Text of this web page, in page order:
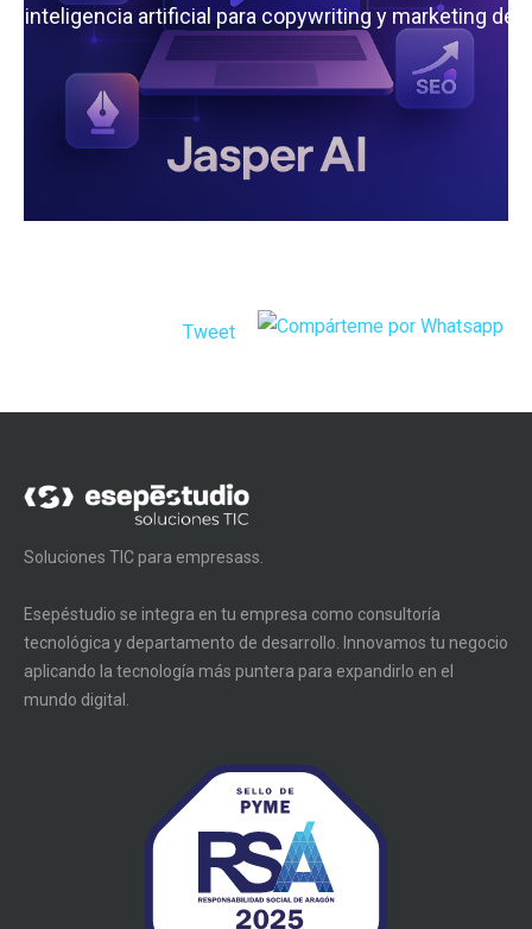
la inteligencia artificial para copywriting y marketing de
Tweet
Soluciones TIC para empresass.
Esepéstudio se integra en tu empresa como consultoría
tecnológica y departamento de desarrollo. Innovamos tu negocio
aplicando la tecnología más puntera para expandirlo en el
mundo digital.